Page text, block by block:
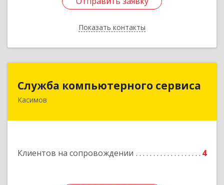
Показать контакты
Назад
Служба компьютерного сервиса
Касимов
Клиентов на сопровождении 4
Служба компьютерного сервиса
391300, Рязанская обл., г.Касимов, ул.Советская